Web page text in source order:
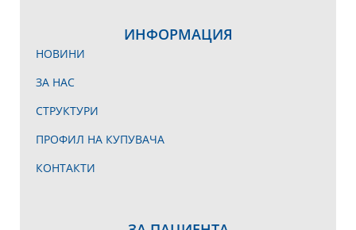
ИНФОРМАЦИЯ
НОВИНИ
ЗА НАС
СТРУКТУРИ
ПРОФИЛ НА КУПУВАЧА
КОНТАКТИ